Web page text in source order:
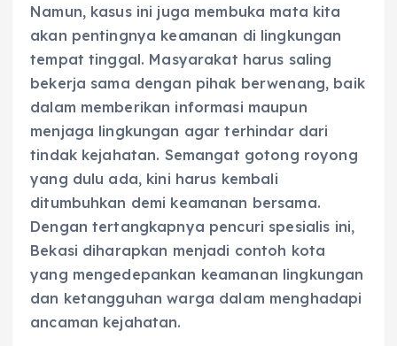
Namun, kasus ini juga membuka mata kita
akan pentingnya keamanan di lingkungan
tempat tinggal. Masyarakat harus saling
bekerja sama dengan pihak berwenang, baik
dalam memberikan informasi maupun
menjaga lingkungan agar terhindar dari
tindak kejahatan. Semangat gotong royong
yang dulu ada, kini harus kembali
ditumbuhkan demi keamanan bersama.
Dengan tertangkapnya pencuri spesialis ini,
Bekasi diharapkan menjadi contoh kota
yang mengedepankan keamanan lingkungan
dan ketangguhan warga dalam menghadapi
ancaman kejahatan.